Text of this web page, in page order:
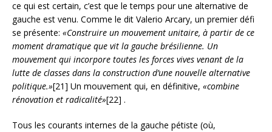
ce qui est certain, c’est que le temps pour une alternative de
gauche est venu. Comme le dit Valerio Arcary, un premier défi
se présente: «Construire un mouvement unitaire, à partir de ce
moment dramatique que vit la gauche brésilienne. Un
mouvement qui incorpore toutes les forces vives venant de la
lutte de classes dans la construction d’une nouvelle alternative
politique.»[21] Un mouvement qui, en définitive, «combine
rénovation et radicalité»[22] .
Tous les courants internes de la gauche pétiste (où,